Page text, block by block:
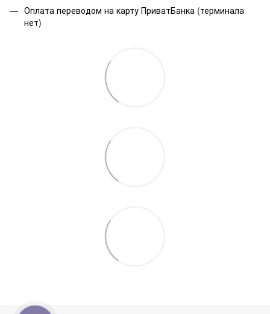
Оплата переводом на карту ПриватБанка (терминала
нет)